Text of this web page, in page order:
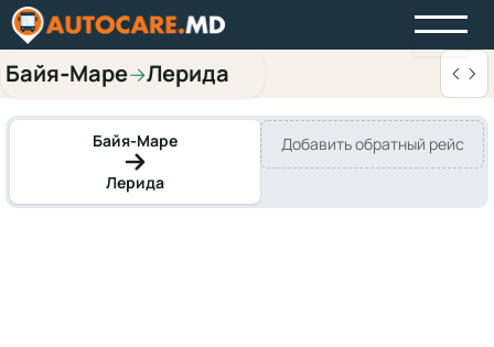
Байя‑Маре→Лерида
Байя‑Маре
Лерида
Добавить обратный рейс